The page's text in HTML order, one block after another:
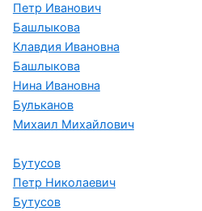
Петр Иванович
Башлыкова
Клавдия Ивановна
Башлыкова
Нина Ивановна
Бульканов
Михаил Михайлович
Бутусов
Петр Николаевич
Бутусов